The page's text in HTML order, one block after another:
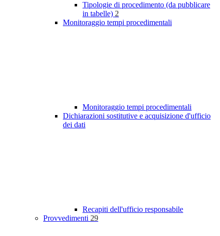
Tipologie di procedimento (da pubblicare
in tabelle) 2
Monitoraggio tempi procedimentali
Monitoraggio tempi procedimentali
Dichiarazioni sostitutive e acquisizione d'ufficio
dei dati
Recapiti dell'ufficio responsabile
Provvedimenti 29